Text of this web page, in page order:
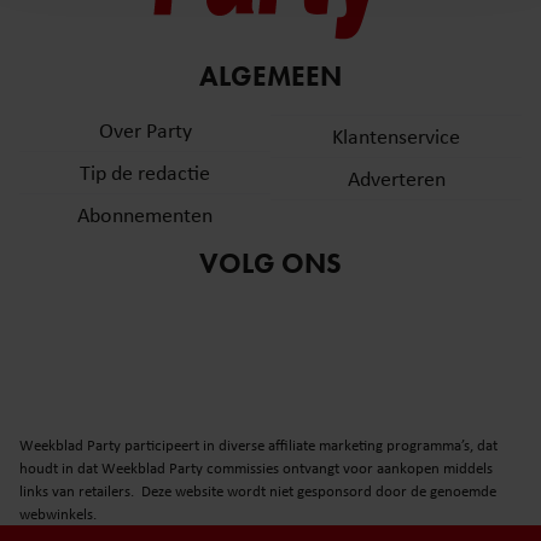
en om ons websiteverkeer te analyseren. Ook delen we
informatie over uw gebruik van onze site met onze
partners voor social media, adverteren en analyse. Deze
informatie die u aan ze heeft verstrekt of die ze hebben
gaat akkoord met onze cookies als u onze website blijft
gebruiken.
ALGEMEEN
Over Party
Tip de redactie
Abonnementen
Klantenservice
Adverteren
VOLG ONS
Weekblad Party participeert in diverse affiliate marketing programma’s, dat
houdt in dat Weekblad Party commissies ontvangt voor aankopen middels
links van retailers. Deze website wordt niet gesponsord door de genoemde
webwinkels.